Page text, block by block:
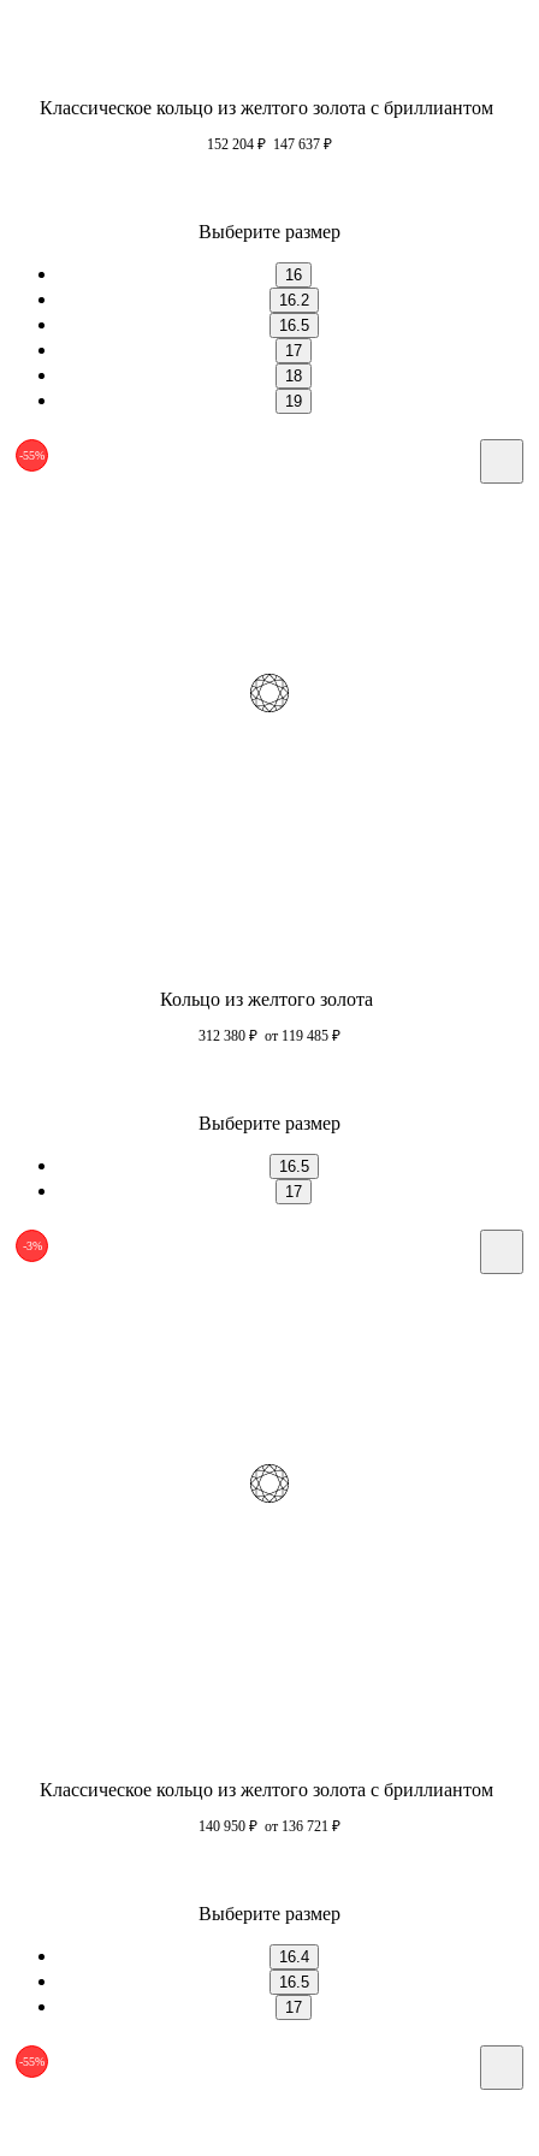
Классическое кольцо из желтого золота с бриллиантом
152 204 ₽ 147 637 ₽
Выберите размер
16
16.2
16.5
17
18
19
-55%
Кольцо из желтого золота
312 380 ₽ от 119 485 ₽
Выберите размер
16.5
17
-3%
Классическое кольцо из желтого золота с бриллиантом
140 950 ₽ от 136 721 ₽
Выберите размер
16.4
16.5
17
-55%